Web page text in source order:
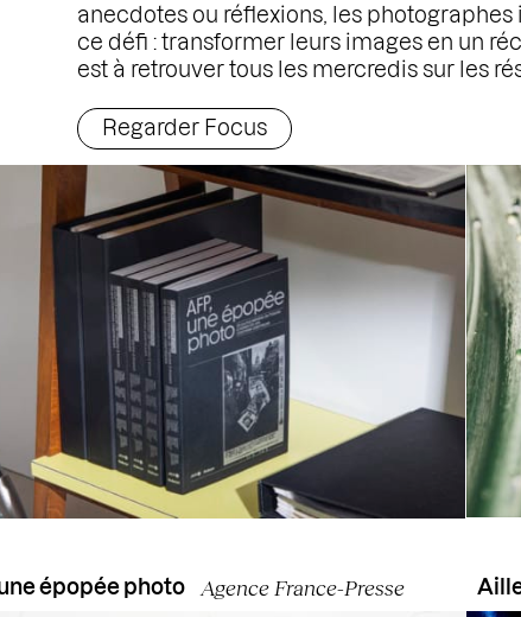
anecdotes ou réflexions, les
ce défi : transformer leurs images en un
est à retrouver tous les mercredis sur les
Regarder Focus
épopée photo Agence France-Presse